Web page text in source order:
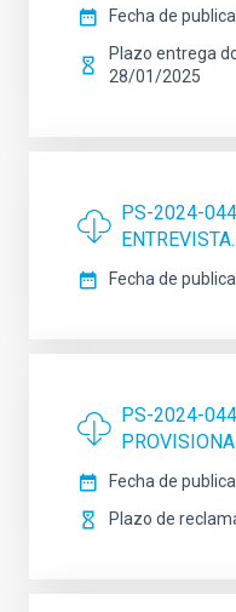
Fecha de
Plazo entrega
28/01/2025
PS-2024-
ENTREVISTA.
Fecha de
PS-2024-
Fecha de
Plazo de